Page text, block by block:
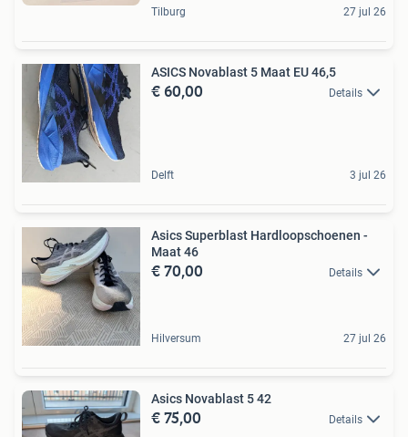
Tilburg 27 jul 26
ASICS Novablast 5 Maat EU 46,5
€ 60,00 Details
Delft 3 jul 26
Asics Superblast Hardloopschoenen -
Maat 46
€ 70,00 Details
Hilversum 27 jul 26
Asics Novablast 5 42
€ 75,00 Details